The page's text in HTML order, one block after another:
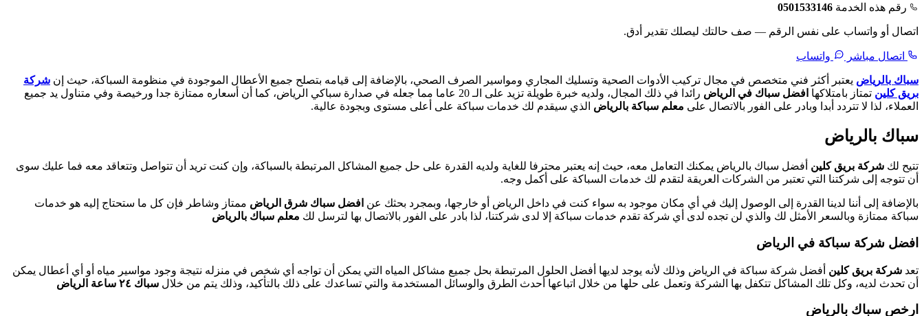
رقم هذه الخدمة 0501533146
اتصال أو واتساب على نفس الرقم — صف حالتك ليصلك تقدير أدق.
اتصال مباشر واتساب
سباك بالرياض يعتبر أكثر فني متخصص في مجال تركيب الأدوات الصحية وتسليك المجاري ومواسير الصرف الصحي، بالإضافة إلى قيامه بتصلح جميع الأعطال الموجودة في منظومة السباكة، حيث إن شركة
بريق كلين تمتاز بامتلاكها افضل سباك في الرياض
رائدا في ذلك المجال، ولديه خبرة طويلة تزيد على الـ 20 عاما مما جعله في صدارة سباكي الرياض، كما أن أسعاره ممتازة جدا ورخيصة وفي متناول يد جميع
العملاء، لذا لا تتردد أبدا وبادر على الفور بالاتصال على معلم سباكة بالرياض الذي سيقدم لك خدمات سباكة على أعلى مستوى وبجودة عالية.
سباك بالرياض
تتيح لك شركة بريق كلين أفضل سباك بالرياض يمكنك التعامل معه، حيث إنه يعتبر محترفا للغاية ولديه القدرة على حل جميع المشاكل المرتبطة بالسباكة، وإن كنت تريد أن تتواصل وتتعاقد معه فما عليك سوى
أن تتوجه إلى شركتنا التي تعتبر من الشركات العريقة لتقدم لك خدمات السباكة على أكمل وجه.
بالإضافة إلى أننا لدينا القدرة إلى الوصول إليك في أي مكان موجود به سواء كنت في داخل الرياض أو خارجها، وبمجرد بحثك عن افضل سباك شرق الرياض ممتاز وشاطر فإن كل ما ستحتاج إليه هو خدمات
سباكة ممتازة وبالسعر الأمثل لك والذي لن تجده لدى أي شركة تقدم خدمات سباكة إلا لدى شركتنا، لذا بادر على الفور بالاتصال بها لترسل لك معلم سباك بالرياض
افضل شركة سباكة في الرياض
تعد شركة بريق كلين أفضل شركة سباكة في الرياض وذلك لأنه يوجد لديها أفضل الحلول المرتبطة بحل جميع مشاكل المياه التي يمكن أن تواجه أي شخص في منزله نتيجة وجود مواسير مياه أو أي أعطال يمكن
أن تحدث لديه، وكل تلك المشاكل تتكفل بها الشركة وتعمل على حلها من خلال اتباعها أحدث الطرق والوسائل المستخدمة والتي تساعدك على ذلك بالتأكيد، وذلك يتم من خلال سباك ٢٤ ساعة الرياض
ارخص سباك بالرياض